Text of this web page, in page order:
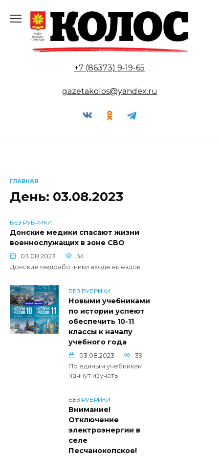
содержанию
+7 (86373) 9-19-65
gazetakolos@yandex.ru
ГЛАВНАЯ
День: 03.08.2023
БЕЗ РУБРИКИ
Донские медики спасают жизни
военнослужащих в зоне СВО
03.08.2023
34
Донские медработники входе выездов
БЕЗ РУБРИКИ
Новыми учебниками
по истории успеют
обеспечить 10-11
классы к началу
учебного года
03.08.2023
39
По единым учебникам
начнут изучать
БЕЗ РУБРИКИ
Внимание!
Отключение
электроэнергии в
селе
Песчанокопское!